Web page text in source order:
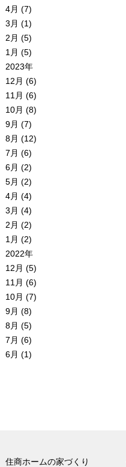
4月 (7)
3月 (1)
2月 (5)
1月 (5)
2023年
12月 (6)
11月 (6)
10月 (8)
9月 (7)
8月 (12)
7月 (6)
6月 (2)
5月 (2)
4月 (4)
3月 (4)
2月 (2)
1月 (2)
2022年
12月 (5)
11月 (6)
10月 (7)
9月 (8)
8月 (5)
7月 (6)
6月 (1)
住商ホームの家づくり